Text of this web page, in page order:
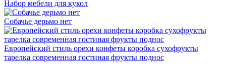
Набор мебели для кукол
Собачье дерьмо нет
Европейский стиль орехи конфеты коробка сухофрукты
тарелка современная гостиная фрукты поднос